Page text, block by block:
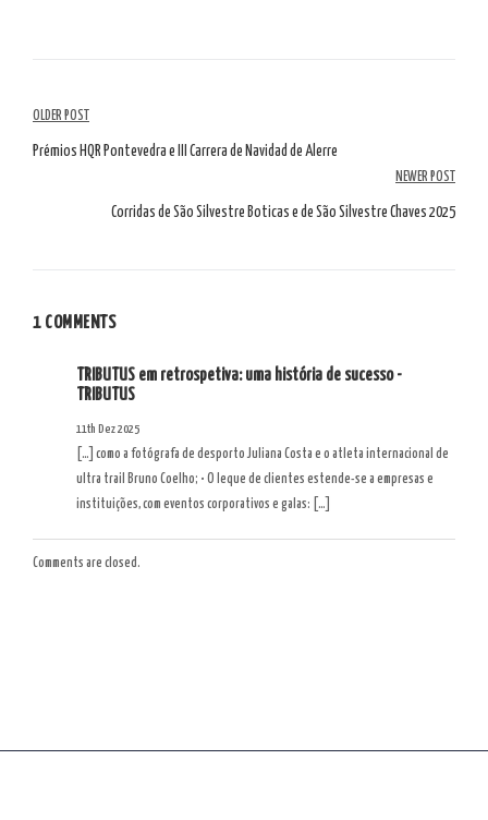
Navegación
por
artículos
OLDER POST
Prémios HQR Pontevedra e III Carrera de Navidad de Alerre
NEWER POST
Corridas de São Silvestre Boticas e de São Silvestre Chaves 2025
1 COMMENTS
TRIBUTUS em retrospetiva: uma história de sucesso -
TRIBUTUS
11th Dez 2025
[…] como a fotógrafa de desporto Juliana Costa e o atleta internacional de
ultra trail Bruno Coelho; • O leque de clientes estende-se a empresas e
instituições, com eventos corporativos e galas: […]
Comments are closed.